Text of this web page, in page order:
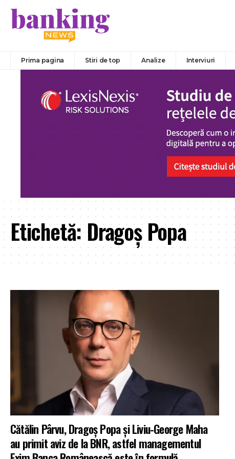
Prima pagina Stiri de top Analize Interviuri
Etichetă: Dragoş Popa
Cătălin Pârvu, Dragoş Popa şi Liviu-George Maha
au primit aviz de la BNR, astfel managementul